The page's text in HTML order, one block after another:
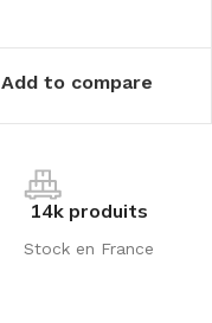
Add to compare
14k produits
Stock en France